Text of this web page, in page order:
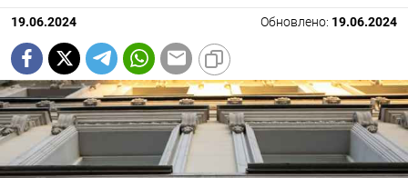
19.06.2024 Обновлено: 19.06.2024